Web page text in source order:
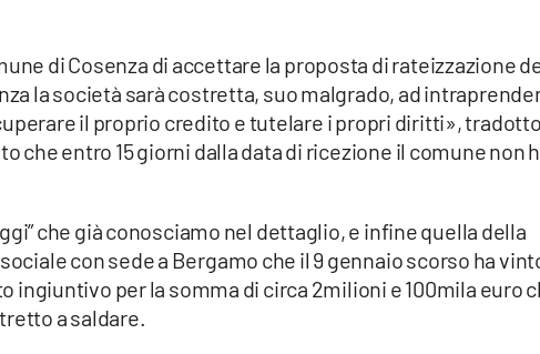
di Cosenza di accettare la proposta di rateizzazione
la società sarà costretta, suo malgrado, ad
il proprio credito e tutelare i propri diritti»,
che entro 15 giorni dalla data di ricezione il comune non
che già conosciamo nel dettaglio, e infine quella della
con sede a Bergamo che il 9 gennaio scorso ha
ingiuntivo per la somma di circa 2milioni e 100mila euro
a saldare.